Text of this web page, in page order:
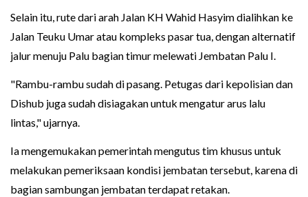
Selain itu, rute dari arah Jalan KH Wahid Hasyim dialihkan ke
Jalan Teuku Umar atau kompleks pasar tua, dengan alternatif
jalur menuju Palu bagian timur melewati Jembatan Palu I.
"Rambu-rambu sudah di pasang. Petugas dari kepolisian dan
Dishub juga sudah disiagakan untuk mengatur arus lalu
lintas," ujarnya.
Ia mengemukakan pemerintah mengutus tim khusus untuk
melakukan pemeriksaan kondisi jembatan tersebut, karena di
bagian sambungan jembatan terdapat retakan.